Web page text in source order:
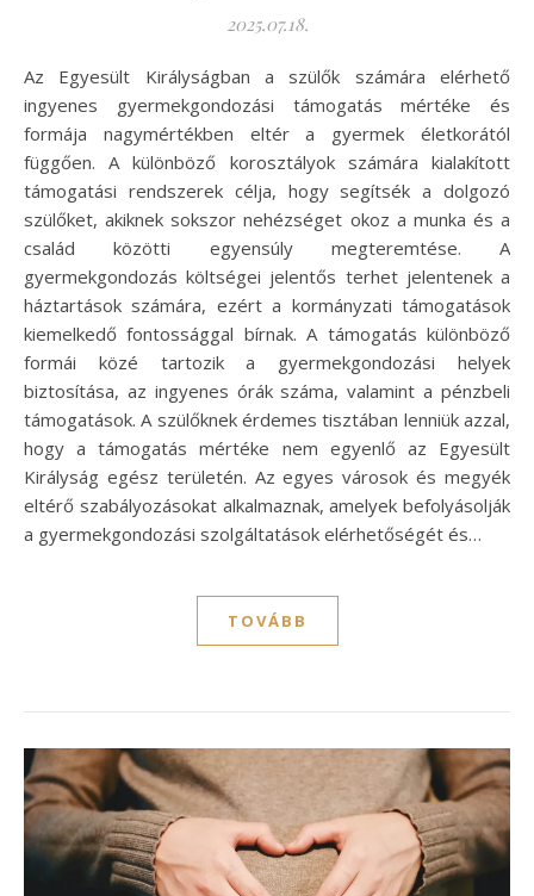
2025.07.18.
Az Egyesült Királyságban a szülők számára elérhető
ingyenes gyermekgondozási támogatás mértéke és
formája nagymértékben eltér a gyermek életkorától
függően. A különböző korosztályok számára kialakított
támogatási rendszerek célja, hogy segítsék a dolgozó
szülőket, akiknek sokszor nehézséget okoz a munka és a
család közötti egyensúly megteremtése. A
gyermekgondozás költségei jelentős terhet jelentenek a
háztartások számára, ezért a kormányzati támogatások
kiemelkedő fontossággal bírnak. A támogatás különböző
formái közé tartozik a gyermekgondozási helyek
biztosítása, az ingyenes órák száma, valamint a pénzbeli
támogatások. A szülőknek érdemes tisztában lenniük azzal,
hogy a támogatás mértéke nem egyenlő az Egyesült
Királyság egész területén. Az egyes városok és megyék
eltérő szabályozásokat alkalmaznak, amelyek befolyásolják
a gyermekgondozási szolgáltatások elérhetőségét és…
TOVÁBB